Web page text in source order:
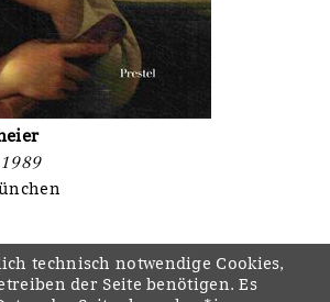
technisch notwendige Cookies,
der Seite benötigen. Es